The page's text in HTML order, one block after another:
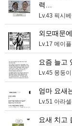
력…
Lv.43 픽시
외모때문
Lv.17 메이플
요즘 늘고
Lv.45 몽둥이
엄마 요새
Lv.51 아라
요새 치고